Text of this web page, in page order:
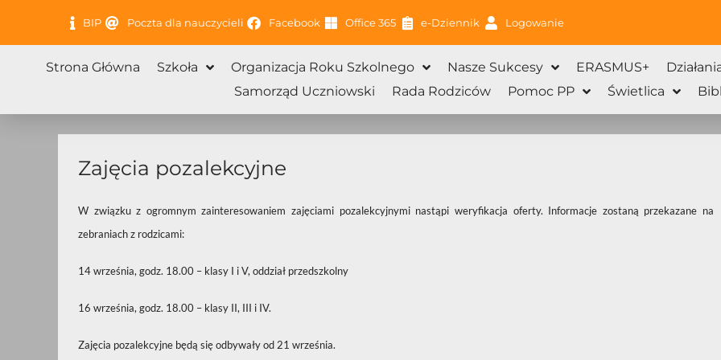
BIP Poczta dla nauczycieli Facebook Office 365 e-Dziennik Logowanie
Strona Główna Szkoła Organizacja Roku Szkolnego Nasze Sukcesy ERASMUS+
Samorząd Uczniowski
Rada Rodziców Pomoc PP Świetlica
Zajęcia pozalekcyjne
W związku z ogromnym zainteresowaniem zajęciami pozalekcyjnymi nastąpi weryfikacja oferty. Informacje zostaną przekazane na
zebraniach z rodzicami:
14 września, godz. 18.00 – klasy I i V, oddział przedszkolny
16 września, godz. 18.00 – klasy II, III i IV.
Zajęcia pozalekcyjne będą się odbywały od 21 września.